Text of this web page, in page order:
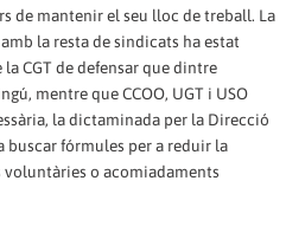
de mantenir el seu lloc de treball. La
la resta de sindicats ha estat
CGT de defensar que dintre
mentre que CCOO, UGT i USO
la dictaminada per la Direcció
buscar fórmules per a reduir la
o acomiadaments